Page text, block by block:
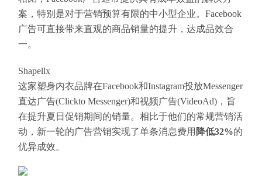
案，特别是对于营销预算有限的中小型企业。Facebook
广告可直接带来直观的商品销量的提升，达成品效合
一。
Shapellx
这家塑身内衣品牌在Facebook和Instagram投放Messenger
直达广告(Clickto Messenger)和视频广告(VideoAd)，旨
在提升夏日促销期间的销量。相比于他们的常规营销活
动，新一轮的广告营销实现了单条消息费用 降低32%的
优异成效。